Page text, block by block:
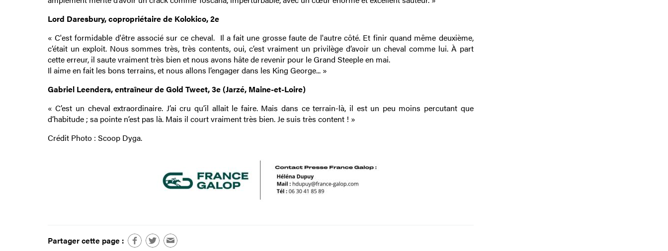
Lord Daresbury, copropriétaire de Kolokico, 2e
« C'est formidable d'être associé sur ce cheval. Il a fait une grosse faute de l'autre côté. Et finir quand même deuxième,
c’était un exploit. Nous sommes très, très contents, oui, c’est vraiment un privilège d’avoir un cheval comme lui. À part
cette erreur, il saute vraiment très bien et nous avons hâte de revenir pour le Grand Steeple en mai.
Il aime en fait les bons terrains, et nous allons l’engager dans les King George... »
Gabriel Leenders, entraîneur de Gold Tweet, 3e (Jarzé, Maine-et-Loire)
« C’est un cheval extraordinaire. J’ai cru qu’il allait le faire. Mais dans ce terrain-là, il est un peu moins percutant que
d’habitude ; sa pointe n’est pas là. Mais il court vraiment très bien. Je suis très content ! »
Crédit Photo : Scoop Dyga.
Partager cette page :